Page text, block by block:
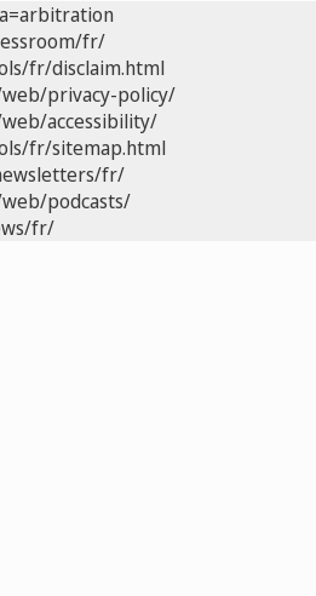
fr/
fr/disclaim.html
privacy-policy/
accessibility/
fr/sitemap.html
fr/
podcasts/
fr/